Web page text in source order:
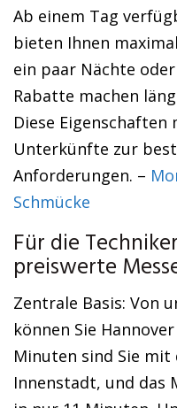
Ab einem Tag
bieten Ihnen
ein paar Nächte
Rabatte machen
Diese Eigenschaften
Unterkünfte zur
Anforderungen. –
Schmücke
Für die
preiswerte
Zentrale Basis: Von
können Sie
Minuten sind Sie
Innenstadt, und das